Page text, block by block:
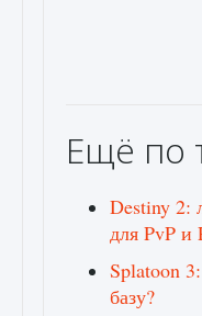
Ещё по
Destiny 2:
для PvP и
Splatoon
базу?